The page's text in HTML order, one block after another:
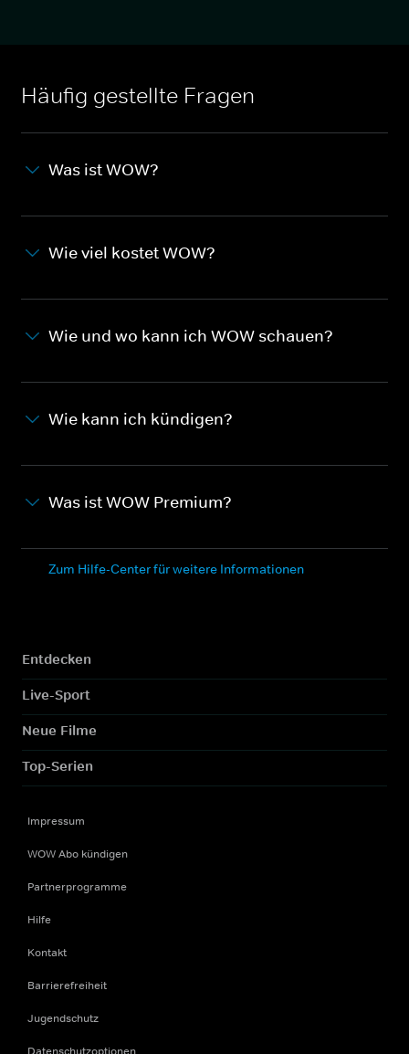
Häufig gestellte Fragen
Was ist WOW?
Wie viel kostet WOW?
Wie und wo kann ich WOW schauen?
Wie kann ich kündigen?
Was ist WOW Premium?
Zum Hilfe-Center für weitere Informationen
Entdecken
Live-Sport
Neue Filme
Top-Serien
Impressum
WOW Abo kündigen
Partnerprogramme
Hilfe
Kontakt
Barrierefreiheit
Jugendschutz